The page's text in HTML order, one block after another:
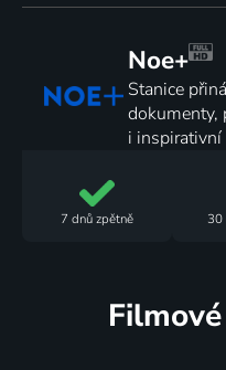
Noe+
Stanice
dokumenty,
i inspirativní
7 dnůzpětně 30
Filmové